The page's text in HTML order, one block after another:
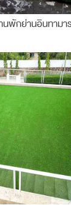
พักย่านอินทามา